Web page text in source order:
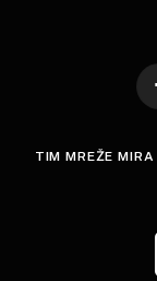
TIM MREŽE MIRA